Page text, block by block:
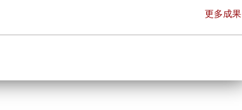
更多成果